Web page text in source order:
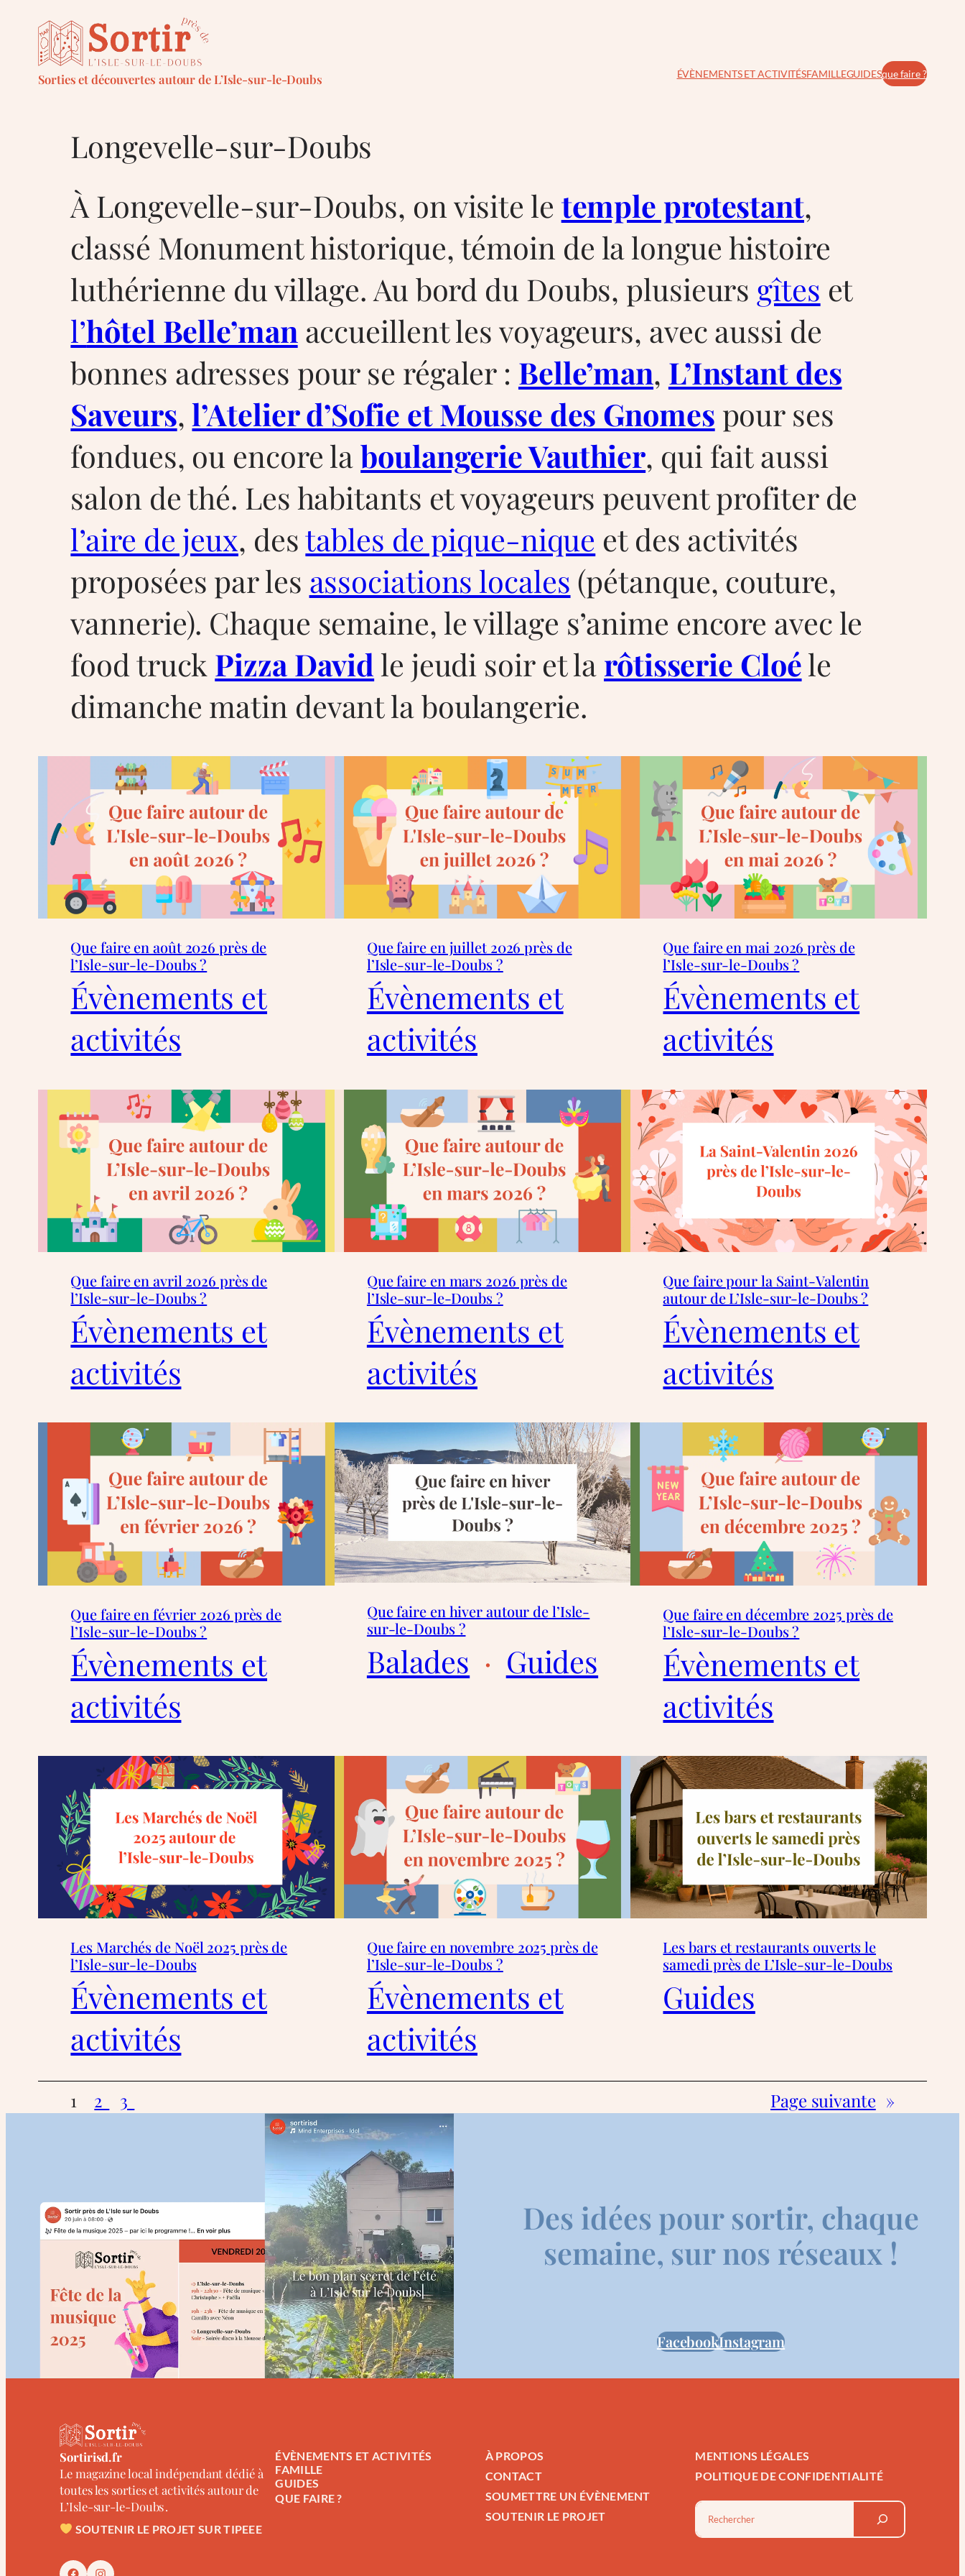
contenu
Sorties et découvertes autour de L’Isle-sur-le-Doubs ÉVÈNEMENTS ET ACTIVITÉSFAMILLEGUIDESque faire ?
Longevelle-sur-Doubs
À Longevelle-sur-Doubs, on visite le temple protestant,
classé Monument historique, témoin de la longue histoire
luthérienne du village. Au bord du Doubs, plusieurs gîtes et
l’hôtel Belle’man accueillent les voyageurs, avec aussi de
bonnes adresses pour se régaler : Belle’man, L’Instant des
Saveurs,l’Atelier d’Sofie et Mousse des Gnomes pour ses
fondues, ou encore laboulangerie Vauthier, qui fait aussi
salon de thé. Les habitants et voyageurs peuvent profiter de
l’aire de jeux, destables de pique-nique et des activités
proposées par les associations locales (pétanque, couture,
vannerie). Chaque semaine, le village s’anime encore avec le
food truck Pizza David le jeudi soir et la rôtisserie Cloéle
dimanche matin devant la boulangerie.
Que faire en août 2026 près de
l’Isle-sur-le-Doubs ?
Évènements et
activités
Que faire en juillet 2026 près de
l’Isle-sur-le-Doubs ?
Évènements et
activités
Que faire en mai 2026 près de
l’Isle-sur-le-Doubs ?
Évènements et
activités
Que faire en avril 2026 près de
l’Isle-sur-le-Doubs ?
Évènements et
activités
Que faire en mars 2026 près de
l’Isle-sur-le-Doubs ?
Évènements et
activités
Que faire pour la Saint-Valentin
autour de L’Isle-sur-le-Doubs ?
Évènements et
activités
Que faire en février 2026 près de
l’Isle-sur-le-Doubs ?
Évènements et
activités
Que faire en hiver autour de l’Isle-
sur-le-Doubs ?
Balades
  ·
Guides
Que faire en décembre 2025 près de
l’Isle-sur-le-Doubs ?
Évènements et
activités
Les Marchés de Noël 2025 près de
l’Isle-sur-le-Doubs
Évènements et
activités
Que faire en novembre 2025 près de
l’Isle-sur-le-Doubs ?
Évènements et
activités
Les bars et restaurants ouverts le
samedi près de L’Isle-sur-le-Doubs
Guides
1 2 3 Page suivante »
Des idées pour sortir, chaque
semaine, sur nos réseaux !
FacebookInstagram
Sortirisd.fr
Le magazine local indépendant dédié à
toutes les sorties et activités autour de
L’Isle-sur-le-Doubs .
SOUTENIR LE PROJET SUR TIPEEE
ÉVÈNEMENTS ET ACTIVITÉS
FAMILLE
GUIDES
QUE FAIRE ?
À PROPOS
CONTACT
SOUMETTRE UN ÉVÈNEMENT
SOUTENIR LE PROJET
MENTIONS LÉGALES
POLITIQUE DE CONFIDENTIALITÉ